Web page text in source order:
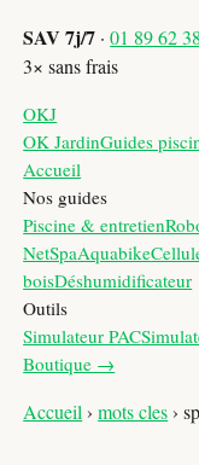
SAV 7j/7 ·01 89 62
3× sans frais
OKJ
OK JardinGuides
Accueil
Nos guides
Piscine & entretien
NetSpaAquabike
boisDéshumidificateur
Outils
Simulateur PAC
Boutique →
Accueil ›mots cles›